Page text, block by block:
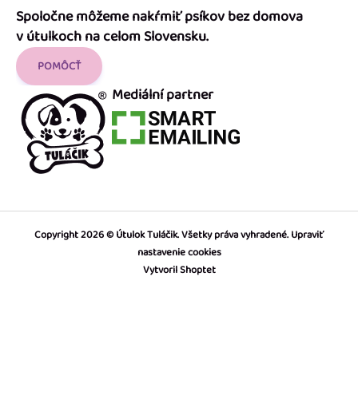
Spoločne môžeme nakŕmiť psíkov bez domova
v útulkoch na celom Slovensku.
POMÔCŤ
Mediální partner
Vytvoril Shoptet
Copyright 2026 Útulok Tuláčik. Všetky práva vyhradené.Upraviť
nastavenie cookies